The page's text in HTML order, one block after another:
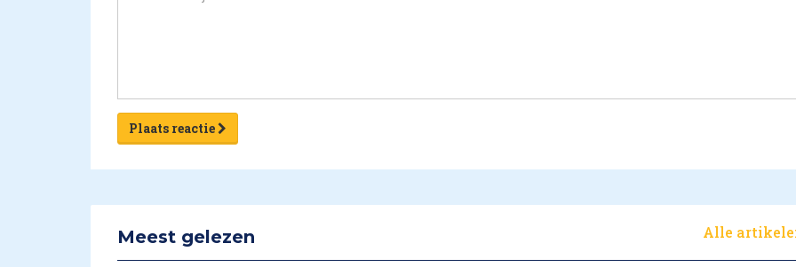
Plaats reactie
Meest gelezen Alle